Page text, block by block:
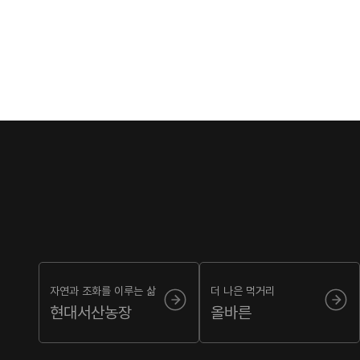
자연과 조화를 이루는 삶
현대서산농장
더 나은 먹거리
올바른